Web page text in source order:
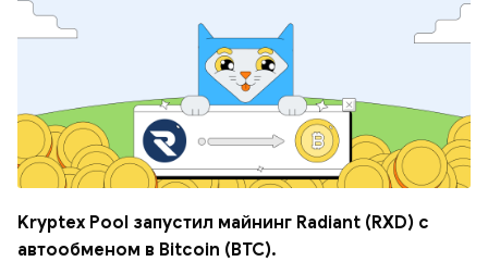
Kryptex Pool запустил майнинг Radiant (RXD) с
автообменом в Bitcoin (BTC).